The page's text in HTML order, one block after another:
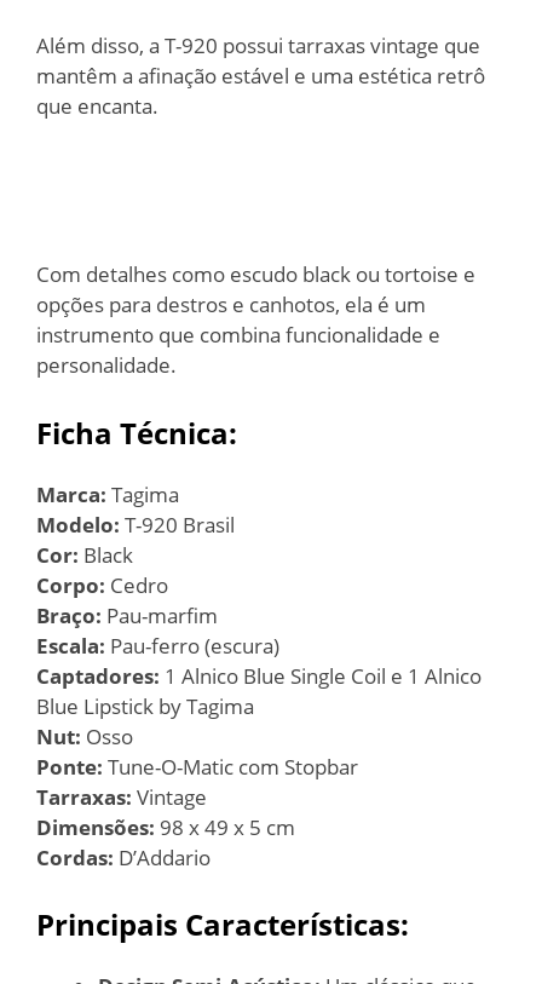
Além disso, a T-920 possui tarraxas vintage que
mantêm a afinação estável e uma estética retrô
que encanta.
Com detalhes como escudo black ou tortoise e
opções para destros e canhotos, ela é um
instrumento que combina funcionalidade e
personalidade.
Ficha Técnica:
Marca: Tagima
Modelo: T-920 Brasil
Cor: Black
Corpo: Cedro
Braço: Pau-marfim
Escala: Pau-ferro (escura)
Captadores: 1 Alnico Blue Single Coil e 1 Alnico
Blue Lipstick by Tagima
Nut: Osso
Ponte: Tune-O-Matic com Stopbar
Tarraxas: Vintage
Dimensões: 98 x 49 x 5 cm
Cordas: D’Addario
Principais Características: